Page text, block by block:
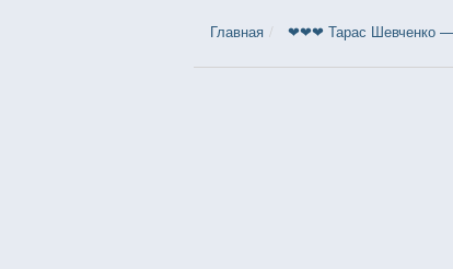
Главная ❤❤❤ Тарас Шевченко —